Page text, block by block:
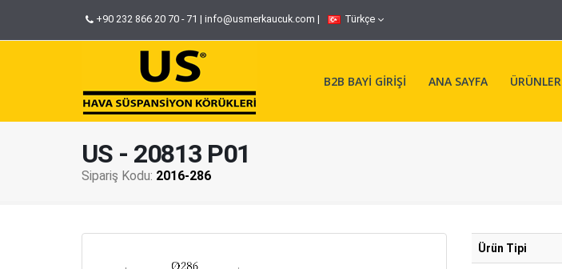
+90 232 866 20 70 - 71 | info@usmerkaucuk.com | Türkçe
B2B BAYİ GİRİŞİ ANA SAYFA ÜRÜNLER
US - 20813 P01
Sipariş Kodu: 2016-286
Ürün Tipi